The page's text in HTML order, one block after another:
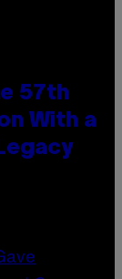
57th
With a